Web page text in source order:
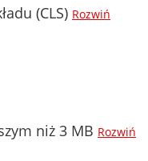
(CLS) Rozwiń
niż 3 MB Rozwiń